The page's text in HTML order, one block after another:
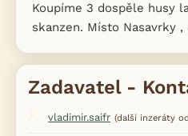
Koupíme 3 dospěle husy
skanzen. Místo Nasavrky ,
Zadavatel -
vladimir.saifr (další inzeráty